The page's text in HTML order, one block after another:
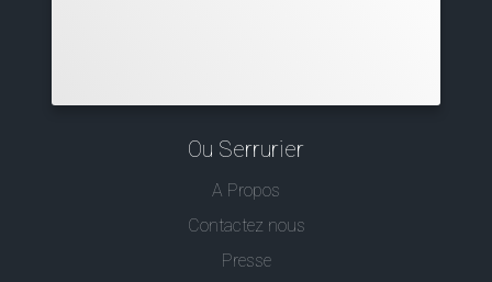
Ou Serrurier
A Propos
Contactez nous
Presse